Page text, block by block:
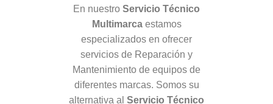
En nuestro Servicio Técnico
Multimarcaestamos
especializados en ofrecer
servicios de Reparación y
Mantenimiento de equipos de
diferentes marcas. Somos su
alternativa al Servicio Técnico